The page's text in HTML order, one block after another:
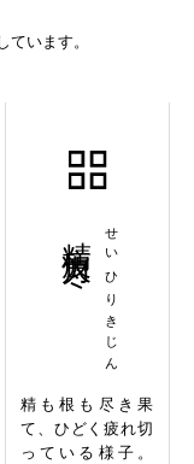
ています。
せいひりきじん
精も根も尽き果
て、ひどく疲れ切
っている様子。